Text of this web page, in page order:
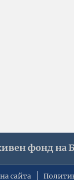
фонд на
сайта